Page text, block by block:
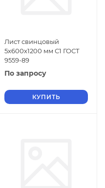
Лист свинцовый
5х600х1200 мм С1 ГОСТ
9559-89
По запросу
КУПИТЬ